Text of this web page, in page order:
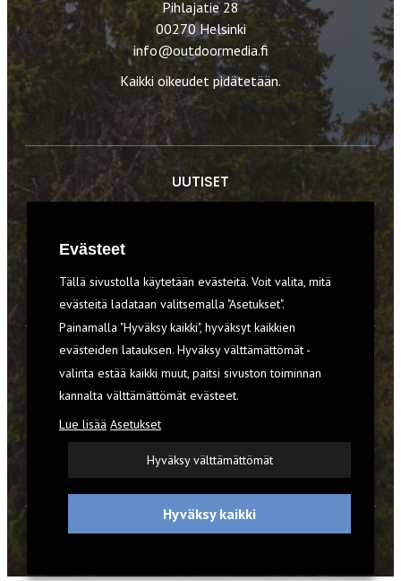
Pihlajatie 28
00270 Helsinki
info@outdoormedia.fi
Kaikki oikeudet pidätetään.
UUTISET
VARUSTEET
TILAA RETKI-LEHTI
YHTEYSTIEDOT
REKISTERISELOSTE
EVÄSTEET
Evästeet
Tällä sivustolla käytetään evästeitä. Voit valita, mitä
evästeitä ladataan valitsemalla "Asetukset".
Painamalla "Hyväksy kaikki", hyväksyt kaikkien
evästeiden latauksen. Hyväksy välttämättömät -
valinta estää kaikki muut, paitsi sivuston toiminnan
kannalta välttämättömät evästeet.
Lue lisää Asetukset
Hyväksy välttämättömät
Hyväksy kaikki